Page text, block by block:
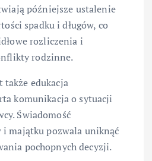
późniejsze ustalenie
spadku i długów, co
rozliczenia i
rodzinne.
także edukacja
komunikacja o sytuacji
Świadomość
i majątku pozwala uniknąć
pochopnych decyzji.